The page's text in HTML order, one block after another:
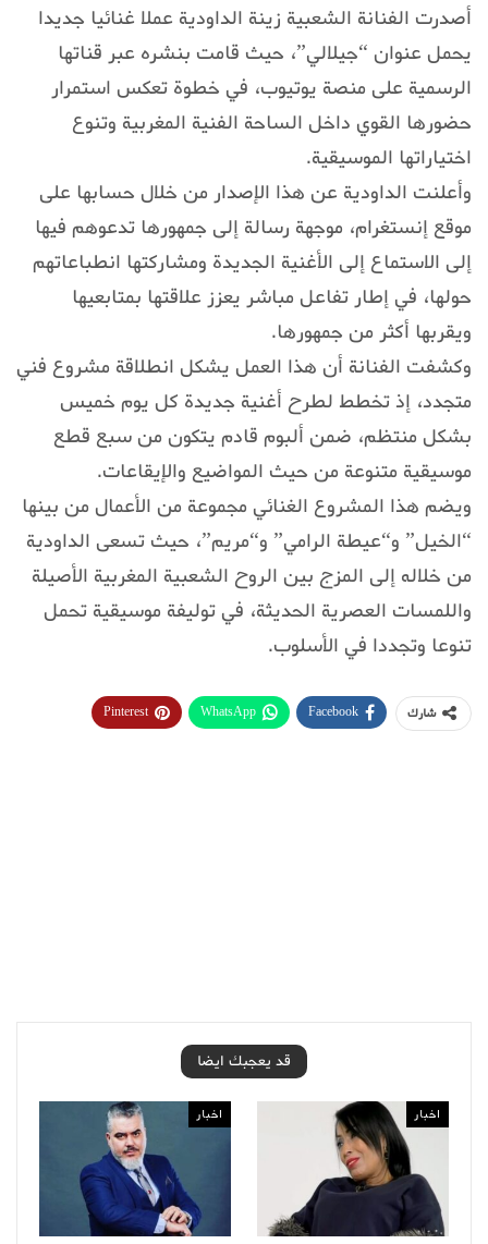
أصدرت الفنانة الشعبية زينة الداودية عملا غنائيا جديدا
يحمل عنوان “جيلالي”، حيث قامت بنشره عبر قناتها
الرسمية على منصة يوتيوب، في خطوة تعكس استمرار
حضورها القوي داخل الساحة الفنية المغربية وتنوع
اختياراتها الموسيقية.
وأعلنت الداودية عن هذا الإصدار من خلال حسابها على
موقع إنستغرام، موجهة رسالة إلى جمهورها تدعوهم فيها
إلى الاستماع إلى الأغنية الجديدة ومشاركتها انطباعاتهم
حولها، في إطار تفاعل مباشر يعزز علاقتها بمتابعيها
ويقربها أكثر من جمهورها.
وكشفت الفنانة أن هذا العمل يشكل انطلاقة مشروع فني
متجدد، إذ تخطط لطرح أغنية جديدة كل يوم خميس
بشكل منتظم، ضمن ألبوم قادم يتكون من سبع قطع
موسيقية متنوعة من حيث المواضيع والإيقاعات.
ويضم هذا المشروع الغنائي مجموعة من الأعمال من بينها
“الخيل” و“عيطة الرامي” و“مريم”، حيث تسعى الداودية
من خلاله إلى المزج بين الروح الشعبية المغربية الأصيلة
واللمسات العصرية الحديثة، في توليفة موسيقية تحمل
تنوعا وتجددا في الأسلوب.
شارك Facebook
WhatsApp
Pinterest
قد يعجبك ايضا
اخبار اخبار